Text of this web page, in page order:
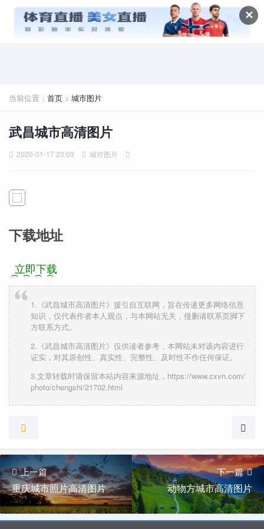
✕
当前位置： 首页 > 城市图片
武昌城市高清图片
2020-01-17 23:03 城市图片
下载地址
立即下载
1.《武昌城市高清图片》援引自互联网，旨在传递更多网络信息
知识，仅代表作者本人观点，与本网站无关，侵删请联系页脚下
方联系方式。
2.《武昌城市高清图片》仅供读者参考，本网站未对该内容进行
证实，对其原创性、真实性、完整性、及时性不作任何保证。
3.文章转载时请保留本站内容来源地址，https://www.cxvn.com/
photo/chengshi/21702.html
上一篇
重庆城市照片高清图片
下一篇
动物方城市高清图片